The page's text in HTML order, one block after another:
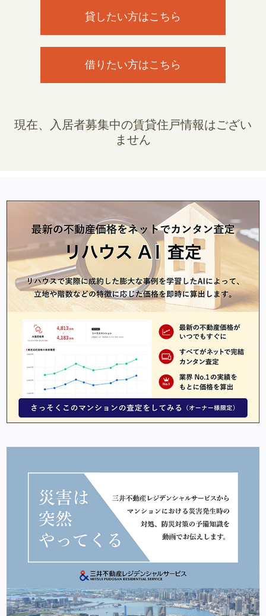
貸したい方はこちら
借りたい方はこちら
現在、入居者募集中の賃貸住戸情報はござい
ません